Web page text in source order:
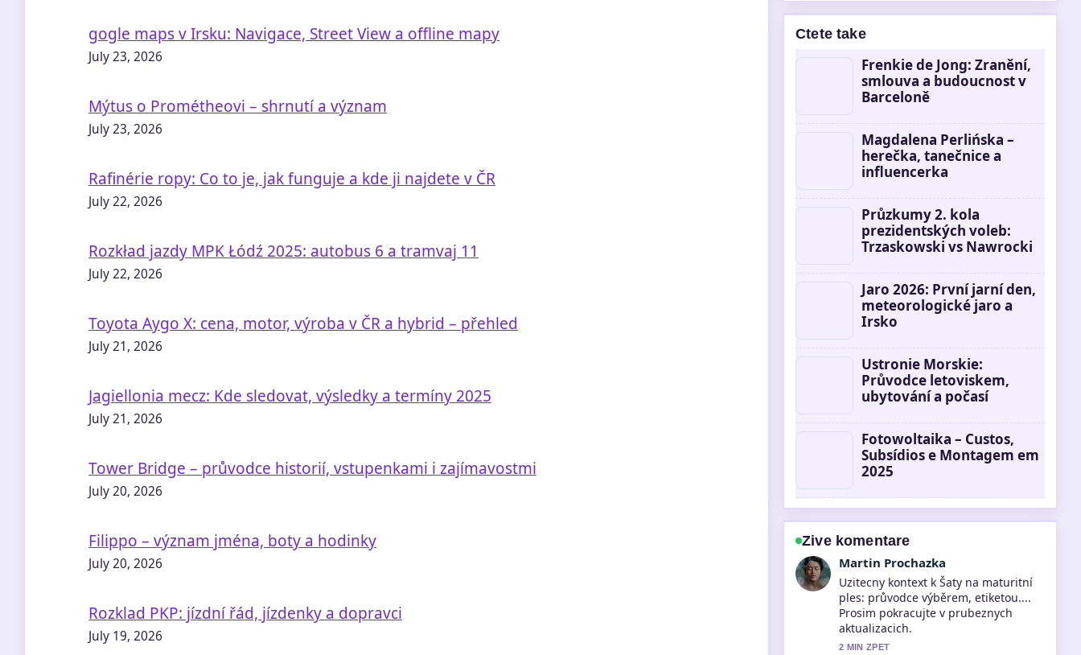
gogle maps v Irsku: Navigace, Street View a offline mapy
July 23, 2026
Mýtus o Prométheovi – shrnutí a význam
July 23, 2026
Rafinérie ropy: Co to je, jak funguje a kde ji najdete v ČR
July 22, 2026
Rozkład jazdy MPK Łódź 2025: autobus 6 a tramvaj 11
July 22, 2026
Toyota Aygo X: cena, motor, výroba v ČR a hybrid – přehled
July 21, 2026
Jagiellonia mecz: Kde sledovat, výsledky a termíny 2025
July 21, 2026
Tower Bridge – průvodce historií, vstupenkami i zajímavostmi
July 20, 2026
Filippo – význam jména, boty a hodinky
July 20, 2026
Rozklad PKP: jízdní řád, jízdenky a dopravci
July 19, 2026
Ctete take
Frenkie de Jong: Zranění,
smlouva a budoucnost v
Barceloně
Magdalena Perlińska –
herečka, tanečnice a
influencerka
Průzkumy 2. kola
prezidentských voleb:
Trzaskowski vs Nawrocki
Jaro 2026: První jarní den,
meteorologické jaro a
Irsko
Ustronie Morskie:
Průvodce letoviskem,
ubytování a počasí
Fotowoltaika – Custos,
Subsídios e Montagem em
2025
Zive komentare
Eva Kucerova
Pokryti tematu Santander přihlášení:
návod krok za krokem pusobi solidne
a snadno se sleduje.
4 MIN ZPET